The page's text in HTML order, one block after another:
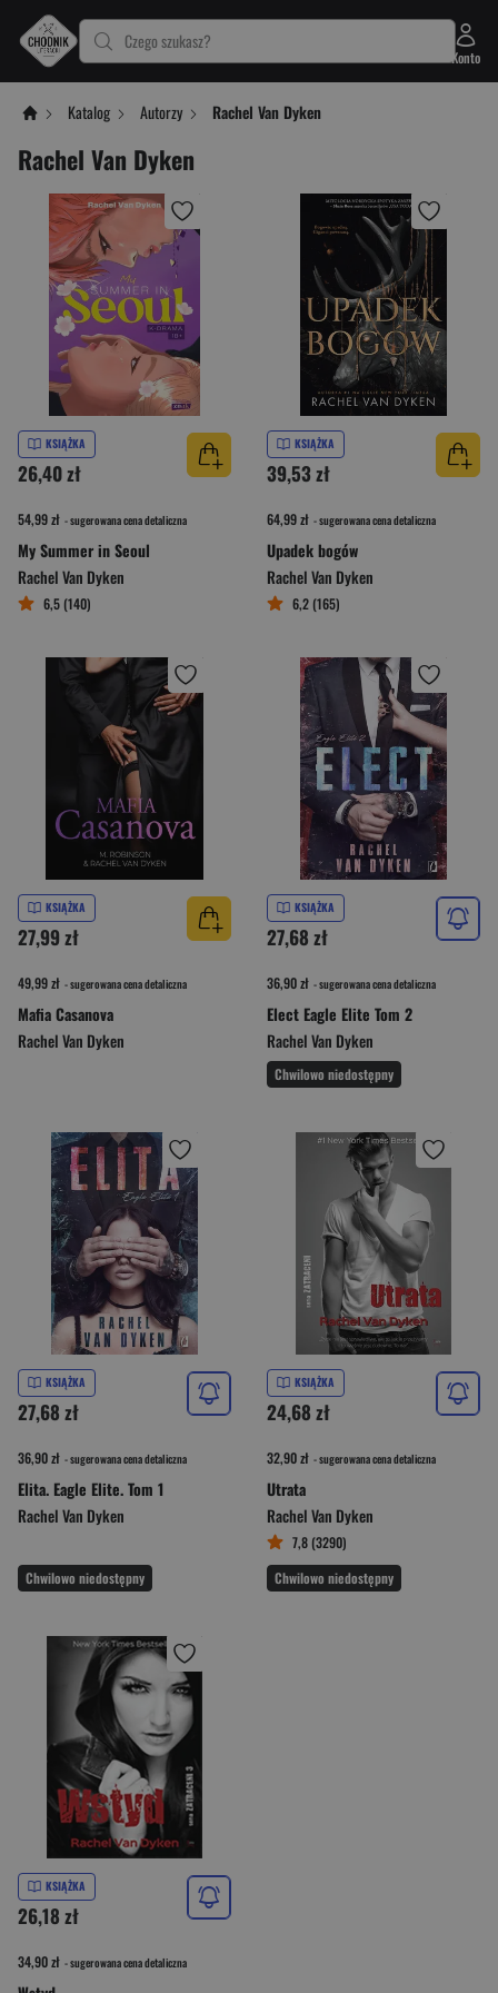
Czego szukasz?
Konto
Katalog Autorzy Rachel Van Dyken
Rachel Van Dyken
KSIĄŻKA
26,40 zł
54,99 zł - sugerowana cena detaliczna
My Summer in Seoul
Rachel Van Dyken
6,5 (140)
KSIĄŻKA
39,53 zł
64,99 zł - sugerowana cena detaliczna
Upadek bogów
Rachel Van Dyken
6,2 (165)
KSIĄŻKA
27,99 zł
49,99 zł - sugerowana cena detaliczna
Mafia Casanova
Rachel Van Dyken
KSIĄŻKA
27,68 zł
36,90 zł - sugerowana cena detaliczna
Elect Eagle Elite Tom 2
Rachel Van Dyken
Chwilowo niedostępny
KSIĄŻKA
27,68 zł
36,90 zł - sugerowana cena detaliczna
Elita. Eagle Elite. Tom 1
Rachel Van Dyken
Chwilowo niedostępny
KSIĄŻKA
24,68 zł
32,90 zł - sugerowana cena detaliczna
Utrata
Rachel Van Dyken
7,8 (3290)
Chwilowo niedostępny
KSIĄŻKA
26,18 zł
34,90 zł - sugerowana cena detaliczna